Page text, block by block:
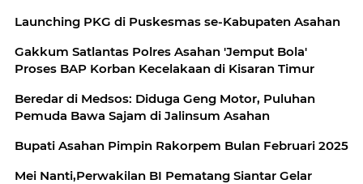
Launching PKG di Puskesmas se-Kabupaten Asahan
Gakkum Satlantas Polres Asahan 'Jemput Bola'
Proses BAP Korban Kecelakaan di Kisaran Timur
Beredar di Medsos: Diduga Geng Motor, Puluhan
Pemuda Bawa Sajam di Jalinsum Asahan
Bupati Asahan Pimpin Rakorpem Bulan Februari 2025
Mei Nanti,Perwakilan BI Pematang Siantar Gelar